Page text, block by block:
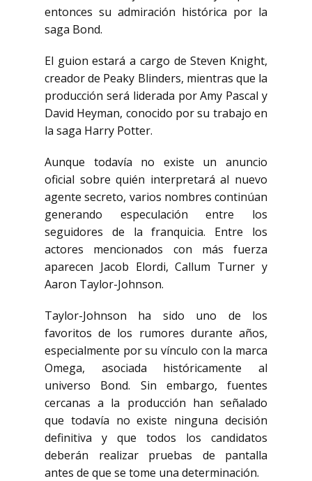
entonces su admiración histórica por la
saga Bond.
El guion estará a cargo deSteven Knight,
creador de Peaky Blinders, mientras que la
producción será liderada porAmy Pascal y
David Heyman, conocido por su trabajo en
la saga Harry Potter.
Aunque todavía no existe un anuncio
oficial sobre quién interpretará al nuevo
agente secreto, varios nombres continúan
generando especulación entre los
seguidores de la franquicia. Entre los
actores mencionados con más fuerza
aparecen Jacob Elordi,Callum Turner y
Aaron Taylor-Johnson.
Taylor-Johnson ha sido uno de los
favoritos de los rumores durante años,
especialmente por su vínculo con la marca
Omega, asociada históricamente al
universo Bond. Sin embargo, fuentes
cercanas a la producción han señalado
que todavía no existe ninguna decisión
definitiva y que todos los candidatos
deberán realizar pruebas de pantalla
antes de que se tome una determinación.